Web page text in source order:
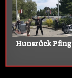
Hunsrück